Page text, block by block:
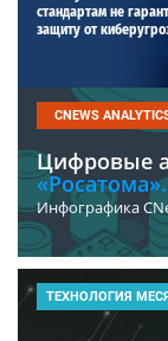
стандартам не
защиту от
CNEWS
Цифровые
«Росатома».
Инфографика
ТЕХНОЛОГИЯ